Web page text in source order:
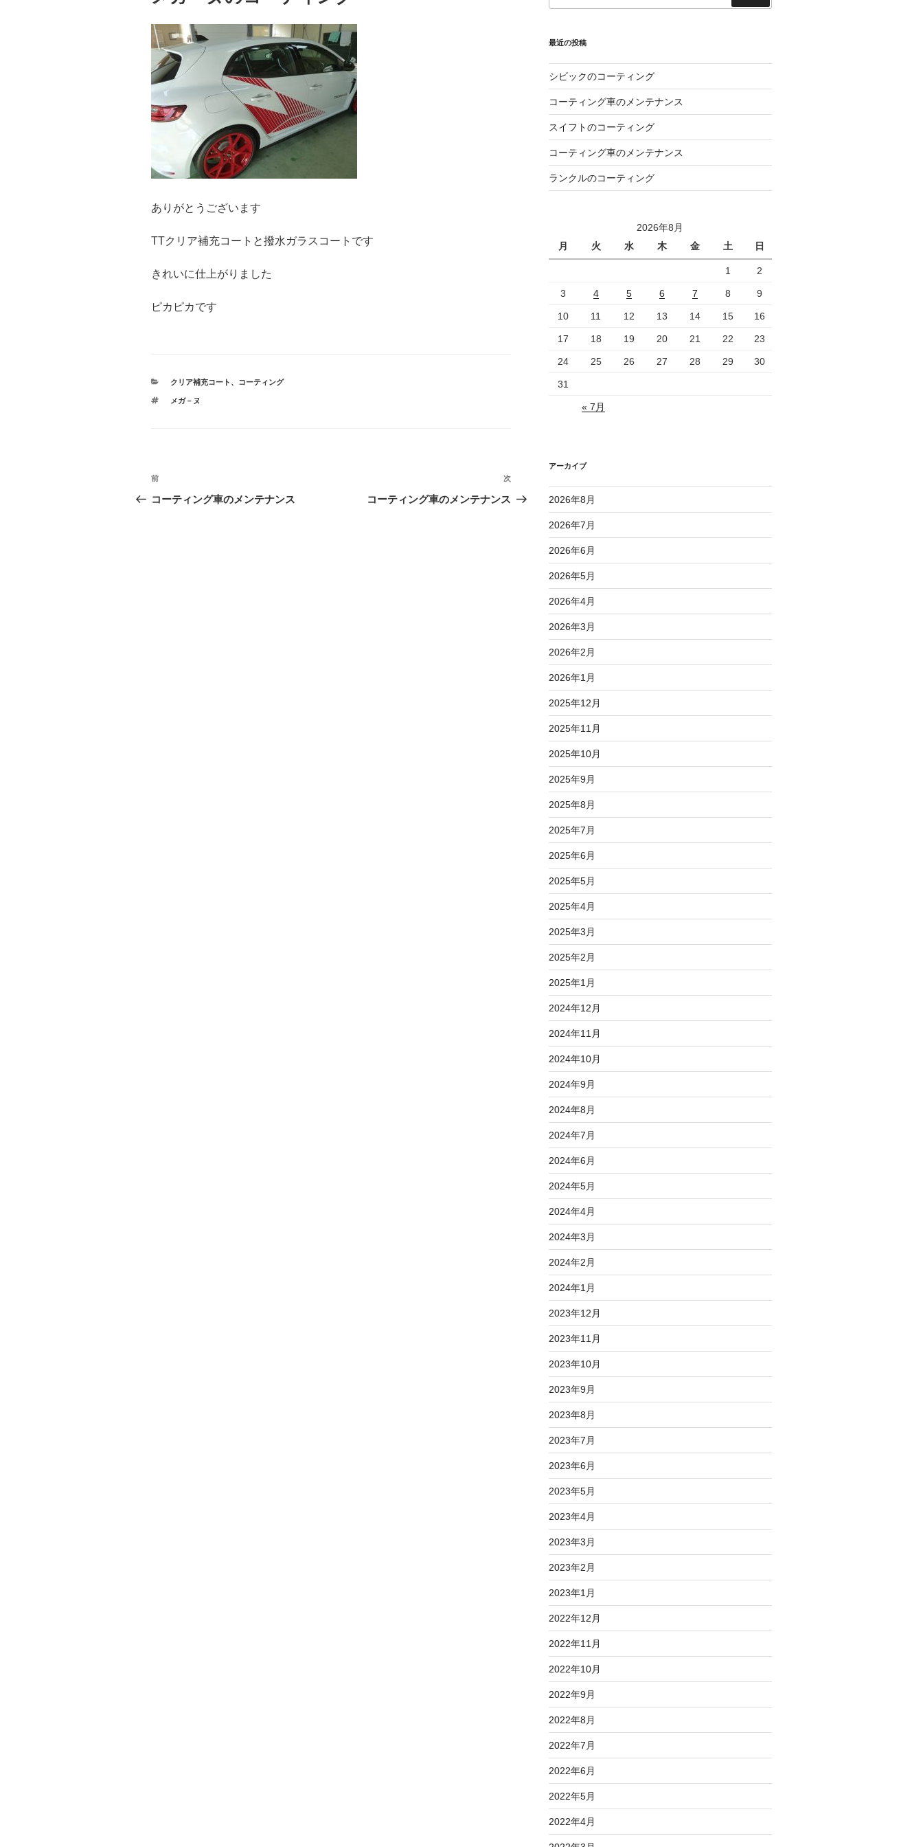
ありがとうございます
TTクリア補充コートと撥水ガラスコートです
きれいに仕上がりました
ピカピカです
カ
ゴ
クリア補充コート 、 コーティング
タ
メガ－ヌ
投
稿
前
の
前
コーティング車のメンテナンス
次
の
次
コーティング車のメンテナンス
索
最近の投稿
シビックのコーティング
コーティング車のメンテナンス
スイフトのコーティング
コーティング車のメンテナンス
ランクルのコーティング
2026年8月
月
火 水 木 金 土 日
1 2
3 4 5 6 7 8 9
10 11 12 13 14 15 16
17 18 19 20 21 22 23
24 25 26 27 28 29 30
31
« 7月
アーカイブ
2026年8月
2026年7月
2026年6月
2026年5月
2026年4月
2026年3月
2026年2月
2026年1月
2025年12月
2025年11月
2025年10月
2025年9月
2025年8月
2025年7月
2025年6月
2025年5月
2025年4月
2025年3月
2025年2月
2025年1月
2024年12月
2024年11月
2024年10月
2024年9月
2024年8月
2024年7月
2024年6月
2024年5月
2024年4月
2024年3月
2024年2月
2024年1月
2023年12月
2023年11月
2023年10月
2023年9月
2023年8月
2023年7月
2023年6月
2023年5月
2023年4月
2023年3月
2023年2月
2023年1月
2022年12月
2022年11月
2022年10月
2022年9月
2022年8月
2022年7月
2022年6月
2022年5月
2022年4月